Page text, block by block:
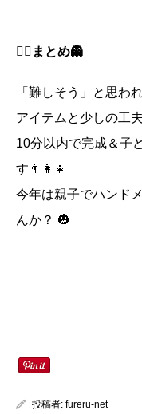
🧛‍♀️まとめ👻
「難しそう」と思わ
アイテムと少しの工
10分以内で完成＆子
す👨‍👩‍👧
今年は親子でハンド
んか？ 🎃
投稿者: fureru-net